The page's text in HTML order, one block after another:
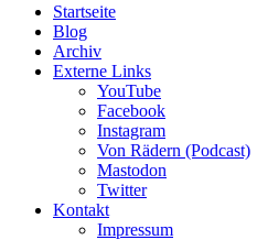
Startseite
Blog
Archiv
Externe Links
YouTube
Facebook
Instagram
Von Rädern (Podcast)
Mastodon
Twitter
Kontakt
Impressum